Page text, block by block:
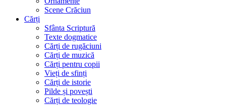
Scene Crăciun
Cărți
Sfânta Scriptură
Texte dogmatice
Cărți de rugăciuni
Cărți de muzică
Cărți pentru copii
Vieți de sfinți
Cărți de istorie
Pilde și povești
Cărți de teologie